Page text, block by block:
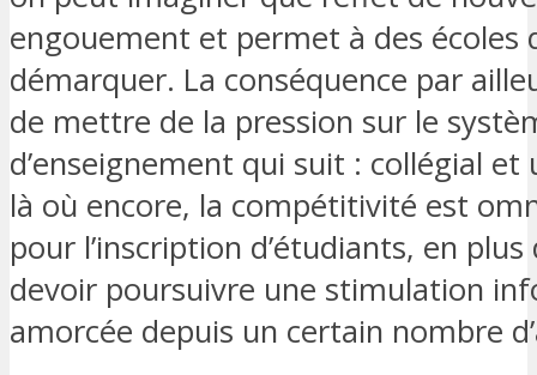
engouement et permet à des écoles
démarquer. La conséquence par
de mettre de la pression sur le
d’enseignement qui suit : collégial et
là où encore, la compétitivité est
pour l’inscription d’étudiants, en plus
devoir poursuivre une stimulation
amorcée depuis un certain nombre